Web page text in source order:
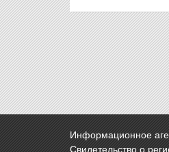
Информационное
Свидетельство о